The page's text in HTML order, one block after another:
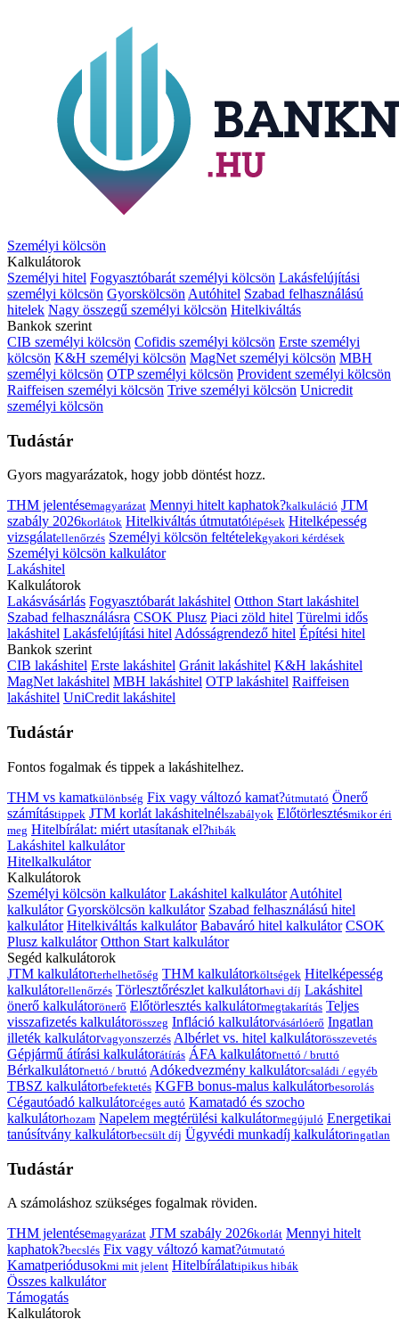
Személyi kölcsön
Kalkulátorok
Személyi hitel Fogyasztóbarát személyi kölcsön Lakásfelújítási
személyi kölcsön Gyorskölcsön Autóhitel Szabad felhasználású
hitelek Nagy összegű személyi kölcsön Hitelkiváltás
Bankok szerint
CIB személyi kölcsön Cofidis személyi kölcsön Erste személyi
kölcsön K&H személyi kölcsön MagNet személyi kölcsön MBH
személyi kölcsön OTP személyi kölcsön Provident személyi kölcsön
Raiffeisen személyi kölcsön Trive személyi kölcsön Unicredit
személyi kölcsön
Tudástár
Gyors magyarázatok, hogy jobb döntést hozz.
THM jelentésemagyarázat Mennyi hitelt kaphatok?kalkuláció JTM
szabály 2026korlátok Hitelkiváltás útmutatólépések Hitelképesség
vizsgálatellenőrzés Személyi kölcsön feltételekgyakori kérdések
Személyi kölcsön kalkulátor
Lakáshitel
Kalkulátorok
Lakásvásárlás Fogyasztóbarát lakáshitel Otthon Start lakáshitel
Szabad felhasználásra CSOK Plusz Piaci zöld hitel Türelmi idős
lakáshitel Lakásfelújítási hitelAdósságrendező hitel Építési hitel
Bankok szerint
CIB lakáshitel Erste lakáshitel Gránit lakáshitel K&H lakáshitel
MagNet lakáshitel MBH lakáshitel OTP lakáshitel Raiffeisen
lakáshitel UniCredit lakáshitel
Tudástár
Fontos fogalmak és tippek a lakáshitelhez.
THM vs kamatkülönbség Fix vagy változó kamat?útmutató Önerő
számítástippek JTM korlát lakáshitelnélszabályok Előtörlesztésmikor éri
meg Hitelbírálat: miért utasítanak el?hibák
Lakáshitel kalkulátor
Hitelkalkulátor
Kalkulátorok
Személyi kölcsön kalkulátor Lakáshitel kalkulátor Autóhitel
kalkulátor Gyorskölcsön kalkulátor Szabad felhasználású hitel
kalkulátor Hitelkiváltás kalkulátor Babaváró hitel kalkulátor CSOK
Plusz kalkulátor Otthon Start kalkulátor
Segéd kalkulátorok
JTM kalkulátorterhelhetőség THM kalkulátorköltségek Hitelképesség
kalkulátorellenőrzés Törlesztőrészlet kalkulátorhavi díj Lakáshitel
önerő kalkulátorönerő Előtörlesztés kalkulátormegtakarítás Teljes
visszafizetés kalkulátorösszeg Infláció kalkulátorvásárlóerő Ingatlan
illeték kalkulátorvagyonszerzés Albérlet vs. hitel kalkulátorösszevetés
Gépjármű átírási kalkulátorátírás ÁFA kalkulátornettó / bruttó
Bérkalkulátornettó / bruttó Adókedvezmény kalkulátorcsaládi / egyéb
TBSZ kalkulátorbefektetés KGFB bonus-malus kalkulátorbesorolás
Cégautóadó kalkulátorcéges autó Kamatadó és szocho
kalkulátorhozam Napelem megtérülési kalkulátormegújuló Energetikai
tanúsítvány kalkulátorbecsült díj Ügyvédi munkadíj kalkulátoringatlan
Tudástár
A számoláshoz szükséges fogalmak röviden.
THM jelentésemagyarázat JTM szabály 2026korlát Mennyi hitelt
kaphatok?becslés Fix vagy változó kamat?útmutató
Kamatperiódusokmi mit jelent Hitelbírálattipikus hibák
Összes kalkulátor
Támogatás
Kalkulátorok